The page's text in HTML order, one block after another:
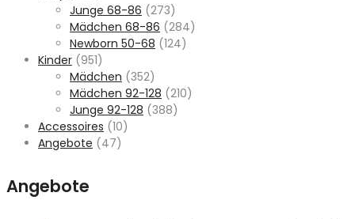
Junge 68-86 (273)
Mädchen 68-86 (284)
Newborn 50-68 (124)
Kinder (951)
Mädchen (352)
Mädchen 92-128 (210)
Junge 92-128 (388)
Accessoires (10)
Angebote (47)
Angebote